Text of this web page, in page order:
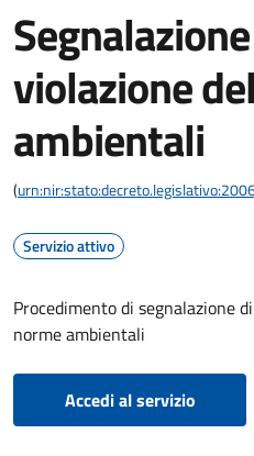
violazione
ambientali
(
Servizio attivo
Procedimento di segnalazione
norme ambientali
Accedi al servizio